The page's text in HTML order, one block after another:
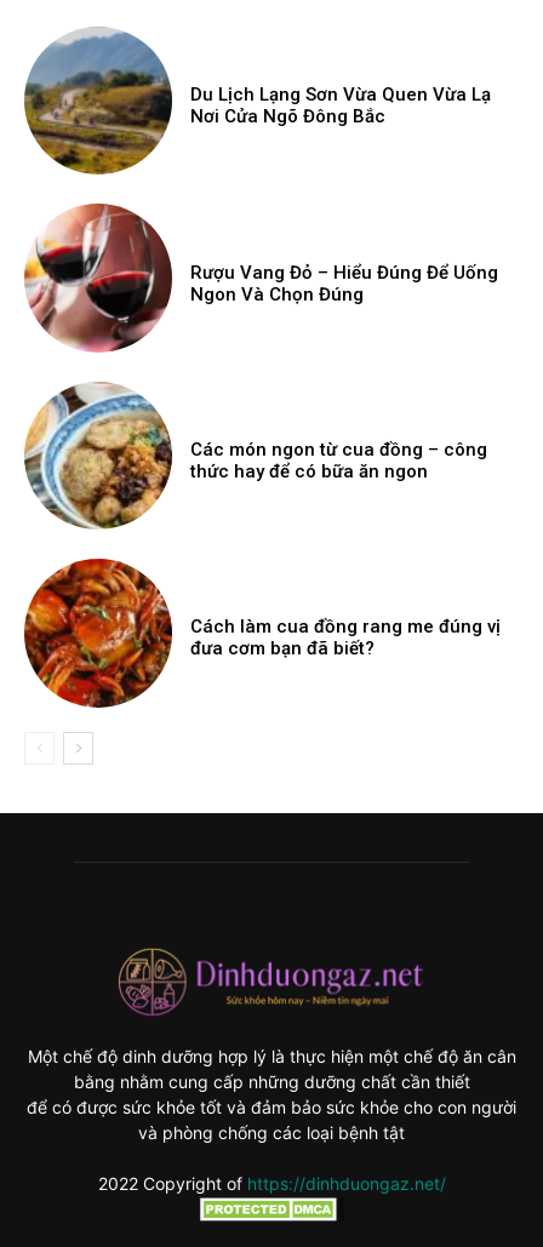
Du Lịch Lạng Sơn Vừa Quen Vừa Lạ
Nơi Cửa Ngõ Đông Bắc
Rượu Vang Đỏ – Hiểu Đúng Để Uống
Ngon Và Chọn Đúng
Các món ngon từ cua đồng – công
thức hay để có bữa ăn ngon
Cách làm cua đồng rang me đúng vị
đưa cơm bạn đã biết?
Một chế độ dinh dưỡng hợp lý là thực hiện một chế độ ăn cân
bằng nhằm cung cấp những dưỡng chất cần thiết
để có được sức khỏe tốt và đảm bảo sức khỏe cho con người
và phòng chống các loại bệnh tật
2022 Copyright of https://dinhduongaz.net/